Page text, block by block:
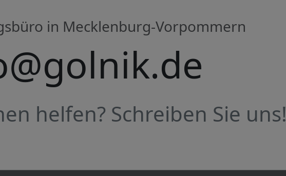
in Mecklenburg-Vorpommern
helfen? Schreiben Sie uns!